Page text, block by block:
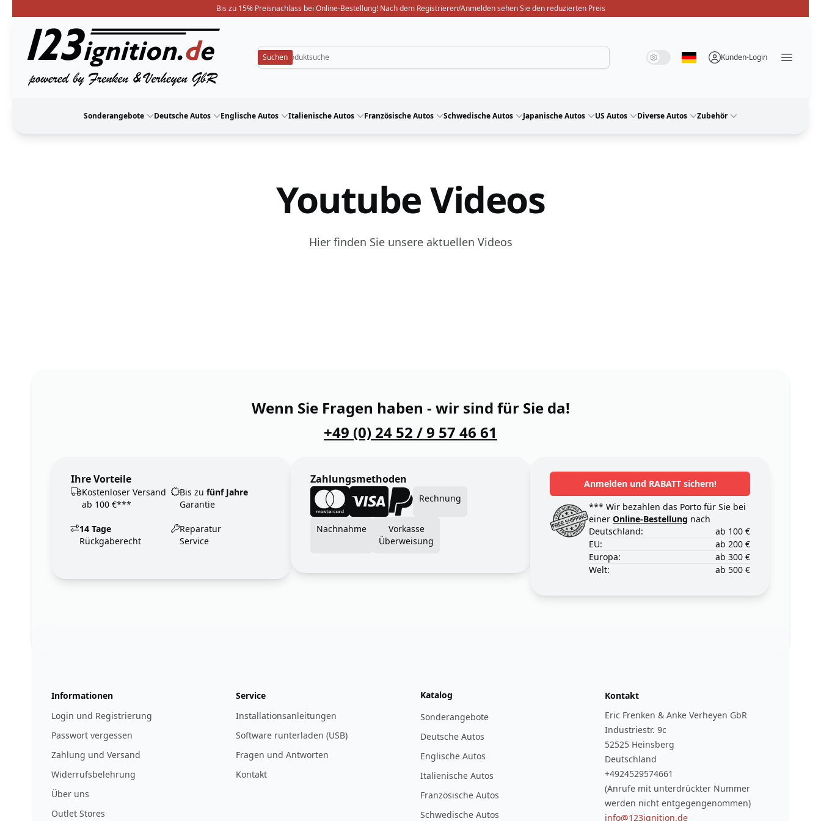
Bis zu 15% Preisnachlass bei Online-Bestellung! Nach dem Registrieren/Anmelden sehen Sie den reduzierten Preis
123ignition
Systemmodus
Lichtmodus
Dunkelmodus
Sprache auswählen
Kunden-Login Menü
Sonderangebote Deutsche Autos Englische Autos Italienische Autos Französische Autos Schwedische Autos Japanische Autos US Autos Diverse Autos Zubehör
Youtube Videos
Hier finden Sie unsere aktuellen Videos
Wenn Sie Fragen haben - wir sind für Sie da!
+49 (0) 24 52 / 9 57 46 61
Ihre Vorteile
Kostenloser Versand
ab 100 €***
Bis zu fünf Jahre
Garantie
14 Tage
Rückgaberecht
Reparatur
Service
Zahlungsmethoden
Rechnung
Nachnahme
Vorkasse
Überweisung
Anmelden und RABATT sichern!
*** Wir bezahlen das Porto für Sie bei
einer Online-Bestellung nach
Deutschland:
ab 100 €
EU:
ab 200 €
Europa:
ab 300 €
Welt:
ab 500 €
Informationen
Login und Registrierung
Passwort vergessen
Zahlung und Versand
Widerrufsbelehrung
Über uns
Outlet Stores
Service
Installationsanleitungen
Software runterladen (USB)
Fragen und Antworten
Kontakt
Katalog
Sonderangebote
Deutsche Autos
Englische Autos
Italienische Autos
Französische Autos
Schwedische Autos
Kontakt
Eric Frenken & Anke Verheyen GbR
Industriestr. 9c
52525 Heinsberg
Deutschland
+4924529574661
(Anrufe mit unterdrückter Nummer
werden nicht entgegengenommen)
info@123ignition.de